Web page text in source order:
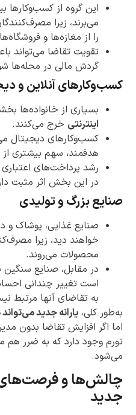
این گروه از کسب‌وکارها
می‌برند، زیرا
را از مغازه‌ها و
تقویت تقاضا می‌تواند
گردش مالی در محله‌ها
کسب‌وکارهای آنلاین و
بسیاری از خانواده‌ها
اینترنتی خرج می‌کنند.
کسب‌وکارهای دیجیتال
هدفمند، سهم بیشتری از
رشد پرداخت‌های
در این بخش اثر مثبت
صنایع بزرگ و تولیدی
صنایع غذایی، پوشاک و
خواهند دید، زیرا
محصولات می‌روند.
در مقابل، صنایع سنگین
است تغییر چندانی
به تقاضای آنها مرتبط
به‌طور کلی، یارانه جدید
اما اگر افزایش تقاضا بدون
تورم وجود دارد که به ضرر هم
می‌شود.
چالش‌ها و فرصت‌های
جدید